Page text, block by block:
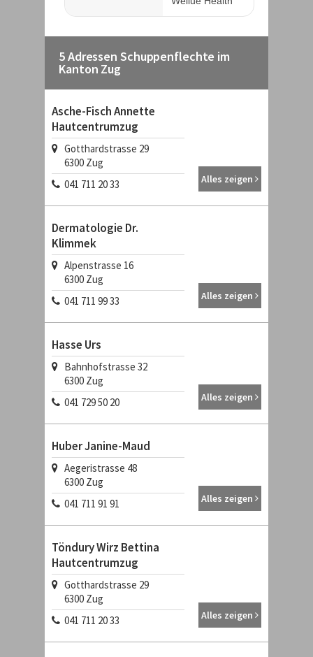
5 Adressen Schuppenflechte im
Kanton Zug
Asche-Fisch Annette
Hautcentrumzug
Gotthardstrasse 29
6300 Zug
041 711 20 33
Alles zeigen
Dermatologie Dr.
Klimmek
Alpenstrasse 16
6300 Zug
041 711 99 33
Alles zeigen
Hasse Urs
Bahnhofstrasse 32
6300 Zug
041 729 50 20
Alles zeigen
Huber Janine-Maud
Aegeristrasse 48
6300 Zug
041 711 91 91
Alles zeigen
Töndury Wirz Bettina
Hautcentrumzug
Gotthardstrasse 29
6300 Zug
041 711 20 33
Alles zeigen